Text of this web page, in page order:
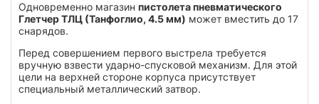
Одновременно магазин пистолета пневматического
Глетчер ТЛЦ (Танфоглио, 4.5 мм) может вместить до 17
снарядов.
Перед совершением первого выстрела требуется
вручную взвести ударно-спусковой механизм. Для этой
цели на верхней стороне корпуса присутствует
специальный металлический затвор.